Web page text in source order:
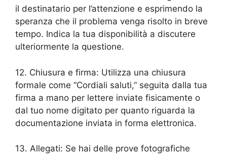
il destinatario per l’attenzione e esprimendo la
speranza che il problema venga risolto in breve
tempo. Indica la tua disponibilità a discutere
ulteriormente la questione.
12. Chiusura e firma: Utilizza una chiusura
formale come “Cordiali saluti,” seguita dalla tua
firma a mano per lettere inviate fisicamente o
dal tuo nome digitato per quanto riguarda la
documentazione inviata in forma elettronica.
13. Allegati: Se hai delle prove fotografiche